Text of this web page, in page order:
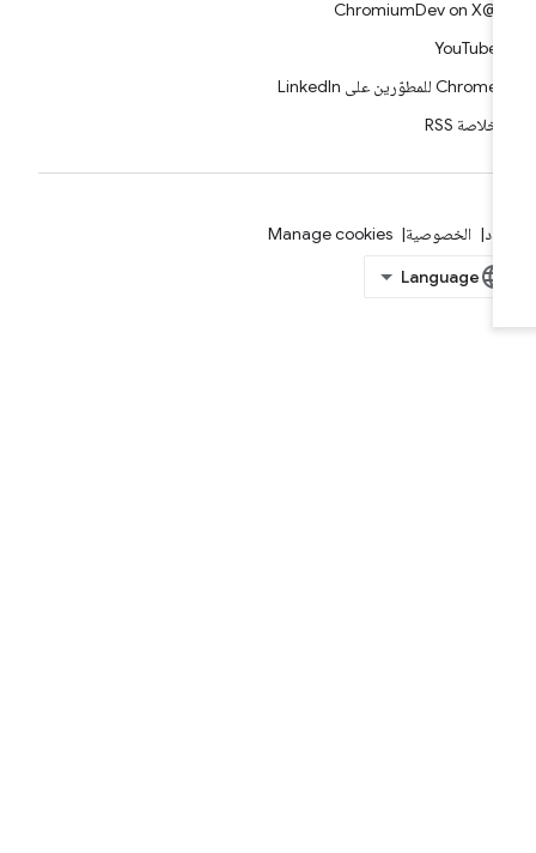
YouTube
Chrome للمطوّرين على LinkedIn
خلاصة RSS
الخصوصية Manage cookies